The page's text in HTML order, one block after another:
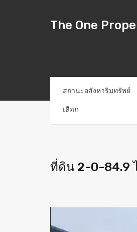
The One
สถานะอสังหาริมทรัพย์
เลือก
ที่ดิน 2-0-84.9